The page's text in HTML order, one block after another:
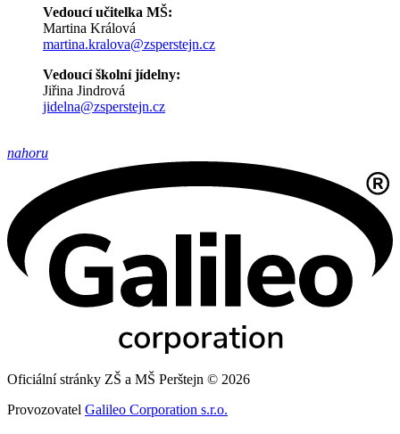
Vedoucí učitelka MŠ:
Martina Králová
martina.kralova@zsperstejn.cz
Vedoucí školní jídelny:
Jiřina Jindrová
jidelna@zsperstejn.cz
nahoru
Oficiální stránky ZŠ a MŠ Perštejn © 2026
Provozovatel Galileo Corporation s.r.o.